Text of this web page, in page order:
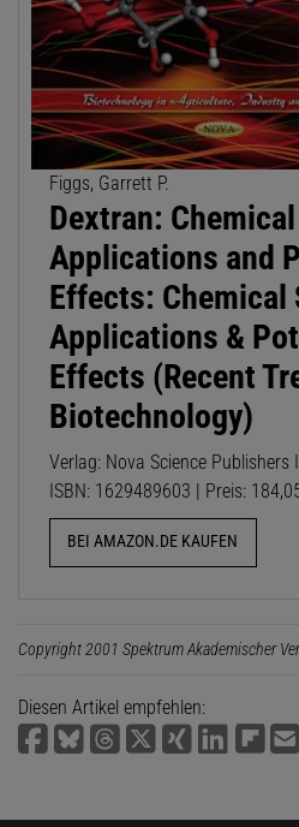
Figgs, Garrett P.
Dextran:
Applications and
Effects: Chemical
Applications &
Effects (Recent
Biotechnology)
Verlag: Nova Science Publishers
ISBN: 1629489603 | Preis:
BEI AMAZON.DE KAUFEN
Copyright 2001 Spektrum Akademischer
Diesen Artikel empfehlen: